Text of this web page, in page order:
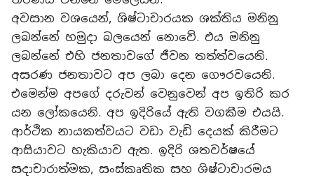
අවසාන වශයෙන්, ශිෂ්ටාචාරයක ශක්තිය මනිනු
ලබන්නේ හමුදා බලයෙන් නොවේ. එය මනිනු
ලබන්නේ එහි ජනතාවගේ ජීවන තත්ත්වයෙනි.
අසරණ ජනතාවට අප ලබා දෙන ගෞරවයෙනි.
එමෙන්ම අපගේ දරුවන් වෙනුවෙන් අප ඉතිරි කර
යන ලෝකයෙනි. අප ඉදිරියේ ඇති වගකීම එයයි.
ආර්ථික නායකත්වයට වඩා වැඩි දෙයක් කිරීමට
ආසියාවට හැකියාව ඇත. ඉදිරි ශතවර්ෂයේ
සදාචාරාත්මක, සංස්කෘතික සහ ශිෂ්ටාචාරමය